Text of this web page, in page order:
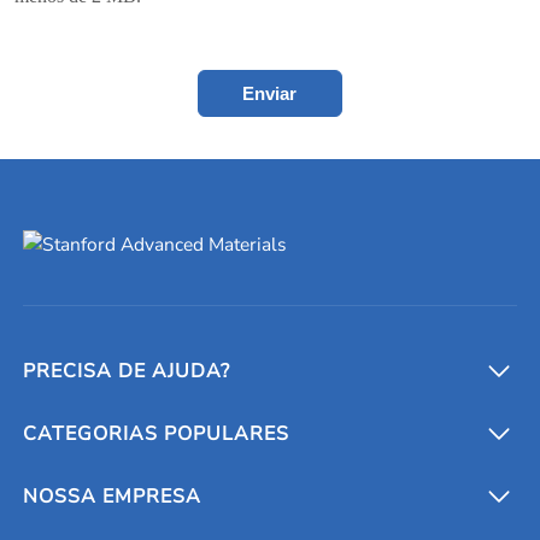
Enviar
PRECISA DE AJUDA?
Conversores e calculadoras
Entre em contato conosco
CATEGORIAS POPULARES
Metais refratários
NOSSA EMPRESA